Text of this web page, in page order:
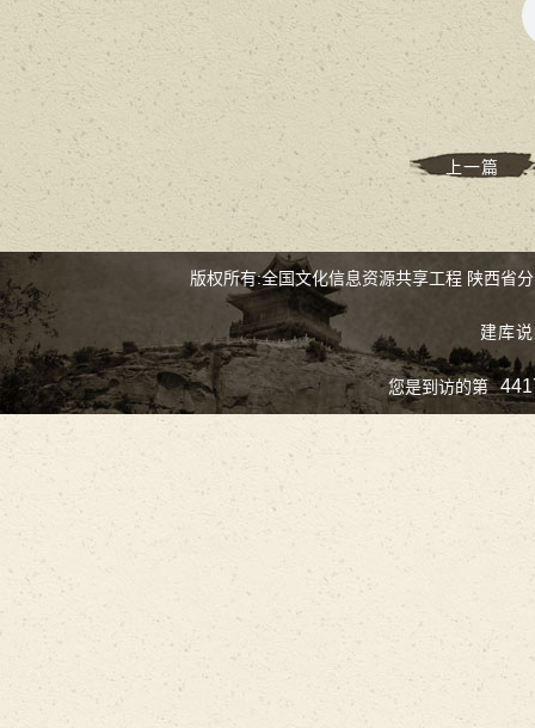
上一篇
版权所有:全国文化信息资源共享工程 陕西省
建库
您是到访的第